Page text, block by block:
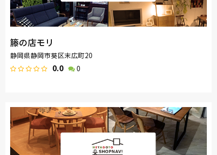
籐の店モリ
静岡県静岡市葵区末広町20
0.0 0